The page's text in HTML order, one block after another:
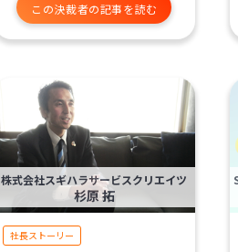
この決裁者の記事を読む
株式会社スギハラサービスクリエイツ
杉原 拓
社長ストーリー